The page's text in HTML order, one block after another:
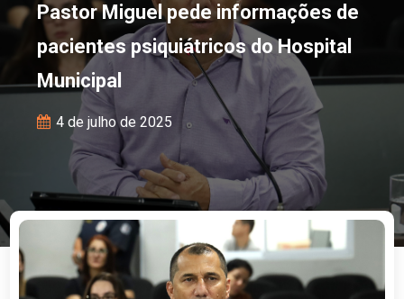
Pastor Miguel pede informações de
pacientes psiquiátricos do Hospital
Municipal
4 de julho de 2025